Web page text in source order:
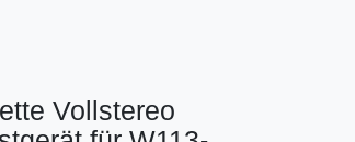
Vollstereo